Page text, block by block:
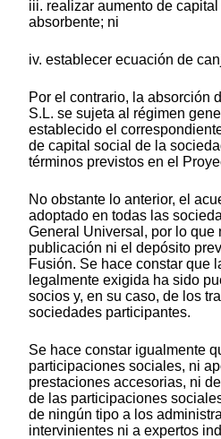
iii. realizar aumento de
absorbente; ni
iv. establecer ecuación de
Por el contrario, la absorción
S.L. se sujeta al régimen
establecido el
de capital social de la
términos previstos en el
No obstante lo anterior, el
adoptado en todas las
General Universal, por lo que
publicación ni el depósito
Fusión. Se hace constar que
legalmente exigida ha sido
socios y, en su caso, de los
sociedades participantes.
Se hace constar igualmente
participaciones sociales, ni
prestaciones accesorias, ni
de las participaciones
de ningún tipo a los
intervinientes ni a expertos